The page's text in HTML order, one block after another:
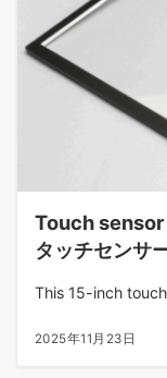
Touch
タッチセンサ
This 15-inch
2025年11月23日